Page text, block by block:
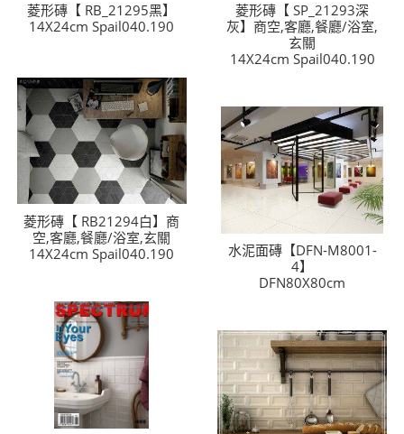
菱形磚【 RB_21295黑】
14X24cm Spail040.190
菱形磚【 SP_21293深
灰】商空,客廳,餐廳/浴室,
玄關
14X24cm Spail040.190
菱形磚【 RB21294白】商
空,客廳,餐廳/浴室,玄關
14X24cm Spail040.190
水泥面磚【DFN-M8001-
4】
DFN80X80cm